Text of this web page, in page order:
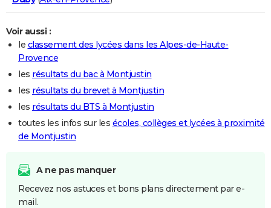
Voir aussi :
le classement des lycées dans les Alpes-de-Haute-
Provence
les résultats du bac à Montjustin
les résultats du brevet à Montjustin
les résultats du BTS à Montjustin
toutes les infos sur les écoles, collèges et lycées à proximité
de Montjustin
A ne pas manquer
Recevez nos astuces et bons plans directement par e-
mail.